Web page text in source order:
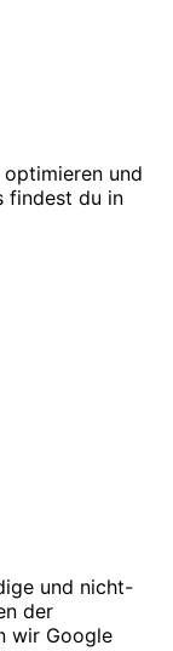
und
findest du in
und nicht-
der
wir Google